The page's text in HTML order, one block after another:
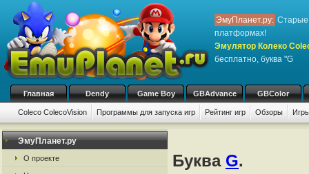
ЭмуПланет.ру: Старые
платформах!
Эмулятор Колеко
бесплатно, буква "G
Главная Dendy Game Boy GBAdvance GBColor
Coleco ColecoVision Программы для запуска игр Рейтинг игр Обзоры
ЭмуПланет.ру
О проекте Буква G.